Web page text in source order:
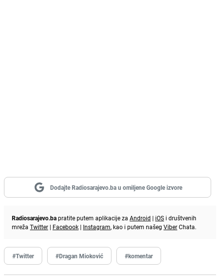
Dodajte Radiosarajevo.ba u omiljene Google izvore
Radiosarajevo.bapratite putem aplikacije za Android | iOS i društvenih
mreža Twitter | Facebook | Instagram, kao i putem našeg ViberChata.
#Twitter #Dragan Mioković #komentar